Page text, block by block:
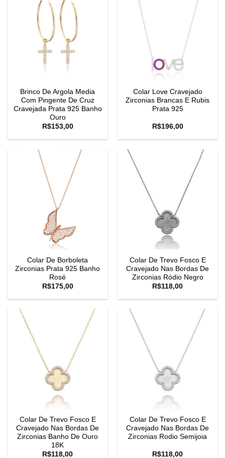
Brinco De Argola Media
Com Pingente De Cruz
Cravejada Prata 925 Banho
Ouro
R$153,00
Colar Love Cravejado
Zirconias Brancas E Rubis
Prata 925
R$196,00
Colar De Borboleta
Zirconias Prata 925 Banho
Rosé
R$175,00
Colar De Trevo Fosco E
Cravejado Nas Bordas De
Zirconias Ródio Negro
R$118,00
Colar De Trevo Fosco E
Cravejado Nas Bordas De
Zirconias Banho De Ouro
18K
R$118,00
Colar De Trevo Fosco E
Cravejado Nas Bordas De
Zirconias Rodio Semijoia
R$118,00